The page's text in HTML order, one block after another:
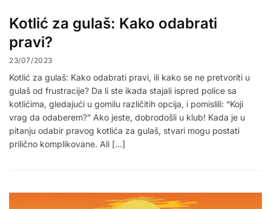
Kotlić za gulaš: Kako odabrati
pravi?
23/07/2023
Kotlić za gulaš: Kako odabrati pravi, ili kako se ne pretvoriti u
gulaš od frustracije? Da li ste ikada stajali ispred police sa
kotlićima, gledajući u gomilu različitih opcija, i pomislili: “Koji
vrag da odaberem?” Ako jeste, dobrodošli u klub! Kada je u
pitanju odabir pravog kotlića za gulaš, stvari mogu postati
prilično komplikovane. Ali […]